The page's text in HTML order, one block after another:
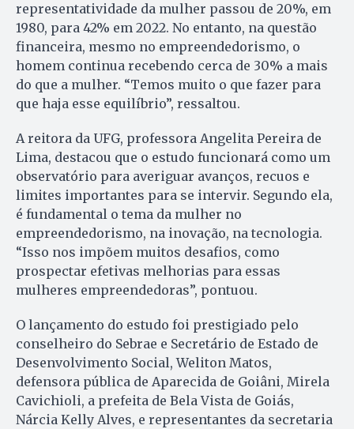
representatividade da mulher passou de 20%, em
1980, para 42% em 2022. No entanto, na questão
financeira, mesmo no empreendedorismo, o
homem continua recebendo cerca de 30% a mais
do que a mulher. “Temos muito o que fazer para
que haja esse equilíbrio”, ressaltou.
A reitora da UFG, professora Angelita Pereira de
Lima, destacou que o estudo funcionará como um
observatório para averiguar avanços, recuos e
limites importantes para se intervir. Segundo ela,
é fundamental o tema da mulher no
empreendedorismo, na inovação, na tecnologia.
“Isso nos impõem muitos desafios, como
prospectar efetivas melhorias para essas
mulheres empreendedoras”, pontuou.
O lançamento do estudo foi prestigiado pelo
conselheiro do Sebrae e Secretário de Estado de
Desenvolvimento Social, Weliton Matos,
defensora pública de Aparecida de Goiâni, Mirela
Cavichioli, a prefeita de Bela Vista de Goiás,
Nárcia Kelly Alves, e representantes da secretaria